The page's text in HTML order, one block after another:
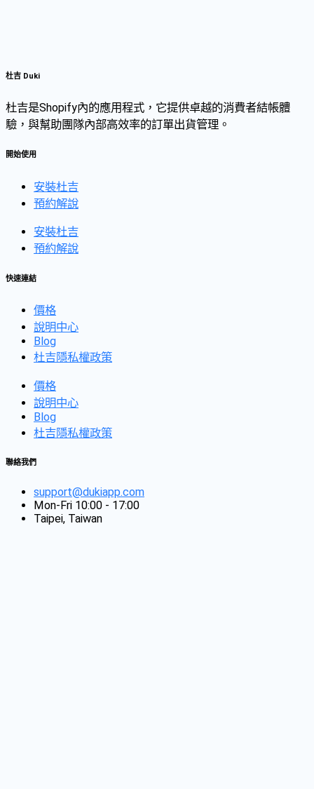
杜吉 Duki
杜吉是Shopify內的應用程式，它提供卓越的消費者結帳體
驗，與幫助團隊內部高效率的訂單出貨管理。
開始使用
安裝杜吉
預約解說
安裝杜吉
預約解說
快速連結
價格
說明中心
Blog
杜吉隱私權政策
價格
說明中心
Blog
杜吉隱私權政策
聯絡我們
support@dukiapp.com
Mon-Fri 10:00 - 17:00
Taipei, Taiwan